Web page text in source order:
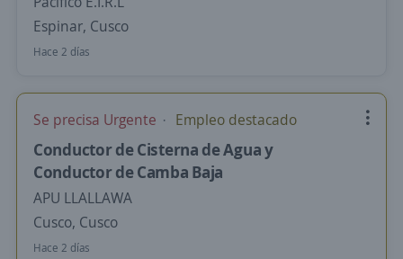
Espinar, Cusco
Hace 2 días
Se precisa Urgente Empleo destacado
Conductor de Cisterna de Agua y
Conductor de Camba Baja
APU LLALLAWA
Cusco, Cusco
Hace 2 días